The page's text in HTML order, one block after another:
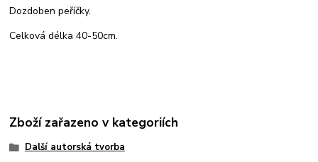
Dozdoben peříčky.
Celková délka 40-50cm.
Zboží zařazeno v kategoriích
Další autorská tvorba